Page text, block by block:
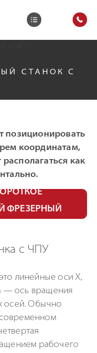
СТАНОК С
позиционировать
координатам,
как
ФРЕЗЕРНЫЙ
с ЧПУ
линейные оси X,
— ось вращения
осей. Обычно
рабочего